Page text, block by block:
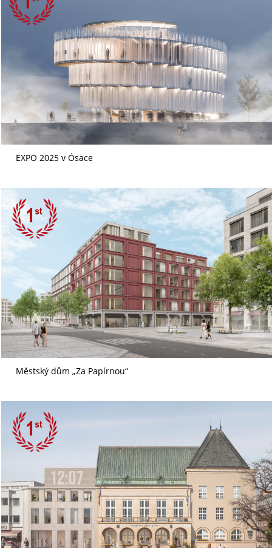
EXPO 2025 v Ósace
Městský dům „Za Papírnou“